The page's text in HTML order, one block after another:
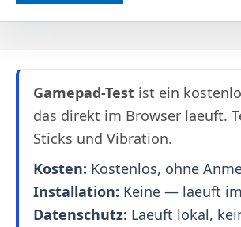
Gamepad-Test ist ein
das direkt im Browser laeuft.
Sticks und Vibration.
Kosten: Kostenlos, ohne
Installation: Keine — laeuft
Datenschutz: Laeuft lokal,